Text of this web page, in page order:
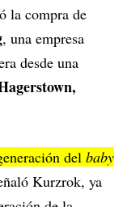
la compra de
, una empresa
desde una
del baby
Kurzrok, ya